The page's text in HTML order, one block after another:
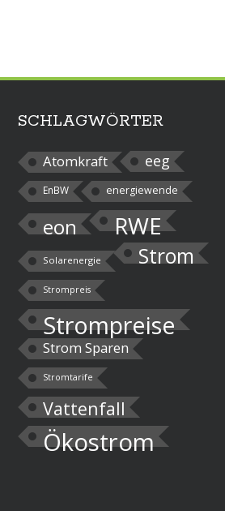
SCHLAGWÖRTER
Atomkraft eeg
EnBW energiewende
eon RWE
Solarenergie Strom
Strompreis
Strompreise
Strom Sparen
Stromtarife
Vattenfall
Ökostrom